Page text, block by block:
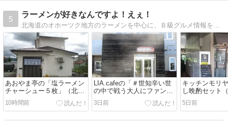
5
ラーメンが好きなんですよ！えぇ！
あおやま亭の「塩ラーメン
チャーシュー５枚」（北見
市）
10時間前
LIA.cafeの「＃世知辛い世
の中で戦う大人にファンタ
ジーを」と「アイスコーヒ
ー」（網走市）
3日前
キッチンモリ
し晩酌セット
き）」（網走
5日前